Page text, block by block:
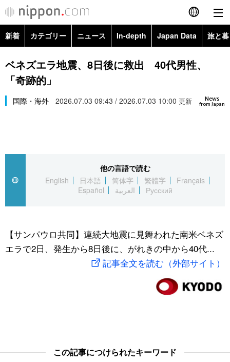
English
简体字
Русский
カテゴリー
経済・ビジネス
国際
文化
トップ
アーカイブ
In-depth
Japan Data
動画/Live
新着 カテゴリー ニュース In-depth Japan Data 旅と
政治・外交
経済・ビジネス
スポーツ・東京2020
Topics
ベネズエラ地震、8日後に救出 40代男性、
「奇跡的」
News
from Japan
国際・海外 2026.07.03 09:43 / 2026.07.03 10:00 更新
他の言語で読む
English
日本語 简体字 繁體字
Français
Español
العربية Русский
【サンパウロ共同】連続大地震に見舞われた南米ベネズ
エラで2日、発生から8日後に、がれきの中から40代...
記事全文を読む（外部サイト）
この記事につけられたキーワード